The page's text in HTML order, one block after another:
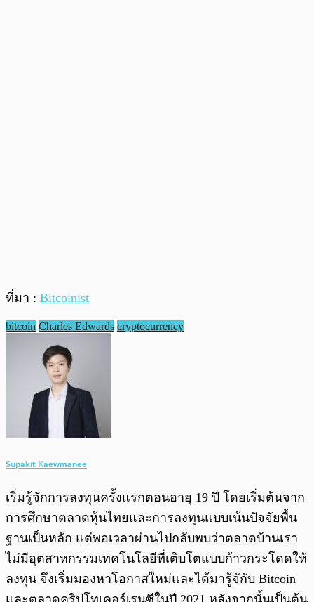
ที่มา : Bitcoinist
bitcoin Charles Edwards cryptocurrency
Supakit Kaewmanee
เริ่มรู้จักการลงทุนครั้งแรกตอนอายุ 19 ปี โดยเริ่มต้นจาก
การศึกษาตลาดหุ้นไทยและการลงทุนแบบเน้นปัจจัยพื้น
ฐานเป็นหลัก แต่พอเวลาผ่านไปกลับพบว่าตลาดบ้านเรา
ไม่มีอุตสาหกรรมเทคโนโลยีที่เติบโตแบบก้าวกระโดดให้
ลงทุน จึงเริ่มมองหาโอกาสใหม่และได้มารู้จักับ Bitcoin